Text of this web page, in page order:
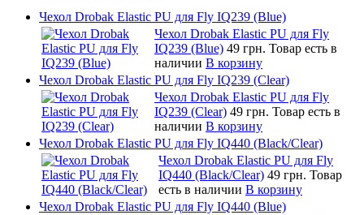
Чехол Drobak Elastic PU для Fly IQ239 (Blue)
Чехол Drobak Elastic PU для Fly
IQ239 (Blue) 49 грн. Товар есть в
наличии В корзину
Чехол Drobak Elastic PU для Fly IQ239 (Clear)
Чехол Drobak Elastic PU для Fly
IQ239 (Clear) 49 грн. Товар есть в
наличии В корзину
Чехол Drobak Elastic PU для Fly IQ440 (Black/Clear)
Чехол Drobak Elastic PU для Fly
IQ440 (Black/Clear) 49 грн. Товар
есть в наличии В корзину
Чехол Drobak Elastic PU для Fly IQ440 (Blue)